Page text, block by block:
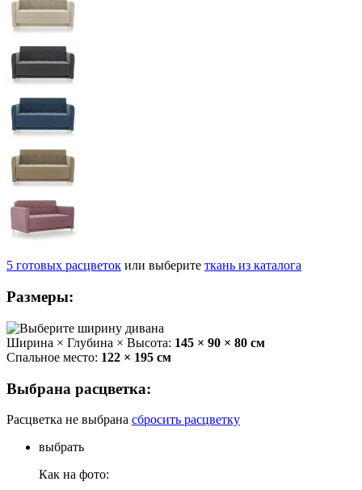
5 готовых расцветок или выберите ткань из каталога
Размеры:
Ширина × Глубина × Высота: 145 × 90 × 80 см
Спальное место: 122 × 195 см
Выбрана расцветка:
Расцветка не выбрана сбросить расцветку
выбрать
Как на фото: